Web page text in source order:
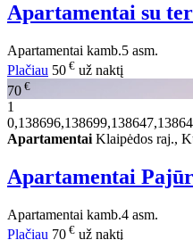
Apartamentai su
Apartamentai kamb.5 asm.
Plačiau 50 € už naktį
70 €
1
Apartamentai Klaipėdos raj.,
Apartamentai
Apartamentai kamb.4 asm.
Plačiau 70 € už naktį